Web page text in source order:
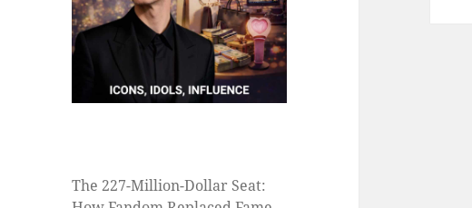
The 227-Million-Dollar Seat: